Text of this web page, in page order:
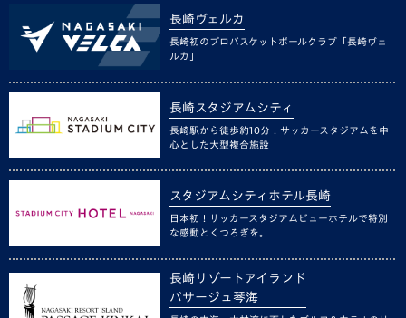
長崎ヴェルカ
長崎初のプロバスケットボールクラブ「長崎ヴェ
ルカ」
長崎スタジアムシティ
長崎駅から徒歩約10分！サッカースタジアムを中
心とした大型複合施設
スタジアムシティホテル長崎
日本初！サッカースタジアムビューホテルで特別
な感動とくつろぎを。
長崎リゾートアイランド
パサージュ琴海